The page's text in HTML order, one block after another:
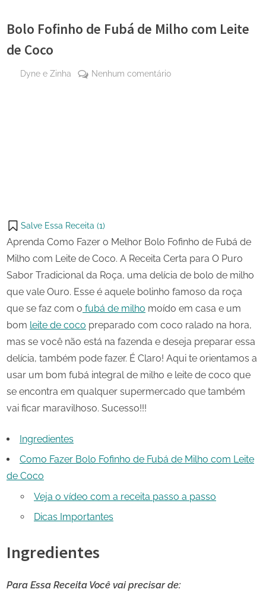
Bolo Fofinho de Fubá de Milho com Leite
de Coco
By
Dyne e Zinha Nenhum comentárioem
on
X
Salve Essa Receita (1)
Aprenda Como Fazer o Melhor Bolo Fofinho de Fubá de
Milho com Leite de Coco. A Receita Certa para O Puro
Sabor Tradicional da Roça, uma delícia de bolo de milho
que vale Ouro. Esse é aquele bolinho famoso da roça
que se faz com o fubá de milho moído em casa e um
bom leite de coco preparado com coco ralado na hora,
mas se você não está na fazenda e deseja preparar essa
delícia, também pode fazer. É Claro! Aqui te orientamos a
usar um bom fubá integral de milho e leite de coco que
se encontra em qualquer supermercado que também
vai ficar maravilhoso. Sucesso!!!
Ingredientes
Como Fazer Bolo Fofinho de Fubá de Milho com Leite
de Coco
Veja o vídeo com a receita passo a passo
Dicas Importantes
Ingredientes
Para Essa Receita Você vai precisar de: